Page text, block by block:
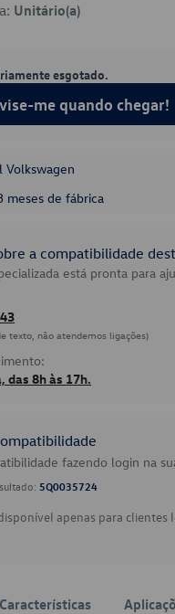
Unitário(a)
esgotado.
me quando chegar!
Volkswagen
meses de fábrica
a compatibilidade
está pronta para
texto, não atendemos ligações)
das 8h às 17h.
fazendo login na
5Q0035724
apenas para clientes
Características